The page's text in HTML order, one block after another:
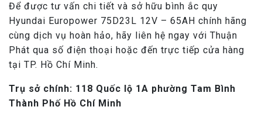
Để được tư vấn chi tiết và sở hữu bình ắc quy
Hyundai Europower 75D23L 12V – 65AH chính hãng
cùng dịch vụ hoàn hảo, hãy liên hệ ngay với Thuận
Phát qua số điện thoại hoặc đến trực tiếp cửa hàng
tại TP. Hồ Chí Minh.
Trụ sở chính: 118 Quốc l ộ 1A phường Tam Bình
Thành Phố H ồ Chí Minh